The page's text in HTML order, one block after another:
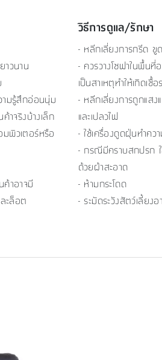
าวนาน
มรู้สึกอ่อนนุ่ม
าจริงบ้างเล็ก
พิวเตอร์หรือ
ค้าอาจมี
ะล็อต
วิธีการดูแล/รักษา
- หลีกเลี่ยงการกรีด ขู
- ควรวางโซฟาในพื้น
เป็นสาเหตุทำให้เกิดเชื้อ
- หลีกเลี่ยงการถูกแสง
และเปลวไฟ
- ใช้เครื่องดูดฝุ่นทำคว
- กรณีมีคราบสกปรก
ด้วยผ้าสะอาด
- ห้ามกระโดด
- ระมัดระวังสัตว์เลี้ยง